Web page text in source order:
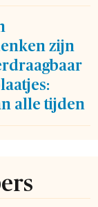
zijn
alle tijden